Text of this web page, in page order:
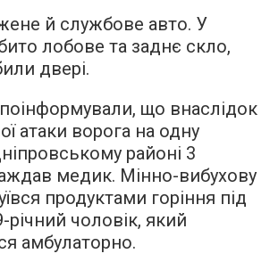
й службове авто. У
лобове та заднє скло,
двері.
що внаслідок
атаки ворога на одну
районі 3
медик. Мінно-вибухову
продуктами горіння під
чоловік, який
амбулаторно.